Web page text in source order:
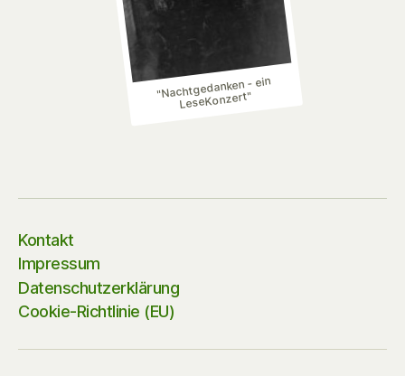
"Nachtgedanken - ein
LeseKonzert"
Kontakt
Impressum
Datenschutzerklärung
Cookie-Richtlinie (EU)